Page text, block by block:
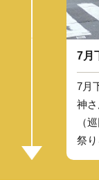
7月
7月
神
（
祭り